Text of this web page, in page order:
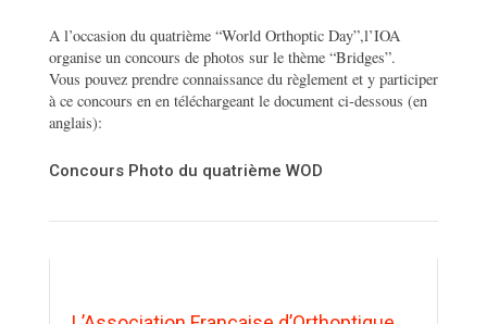
A l’occasion du quatrième “World Orthoptic Day”,l’IOA
organise un concours de photos sur le thème “Bridges”.
Vous pouvez prendre connaissance du règlement et y participer
à ce concours en en téléchargeant le document ci-dessous (en
anglais):
Concours Photo du quatrième WOD